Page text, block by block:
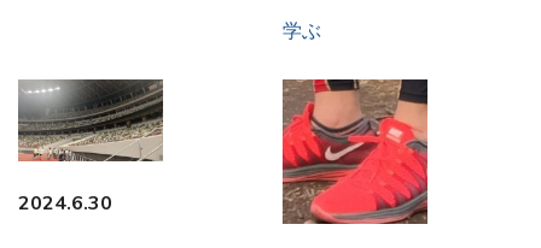
学ぶ
2024.6.30